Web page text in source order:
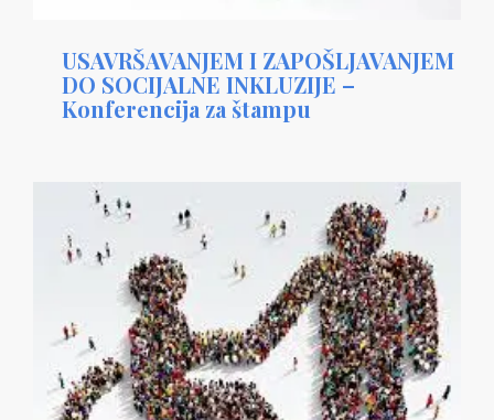
USAVRŠAVANJEM I ZAPOŠLJAVANJEM
DO SOCIJALNE INKLUZIJE –
Konferencija za štampu